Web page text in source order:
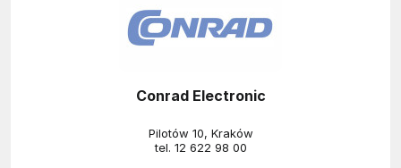
Conrad Electronic
Pilotów 10, Kraków
tel. 12 622 98 00